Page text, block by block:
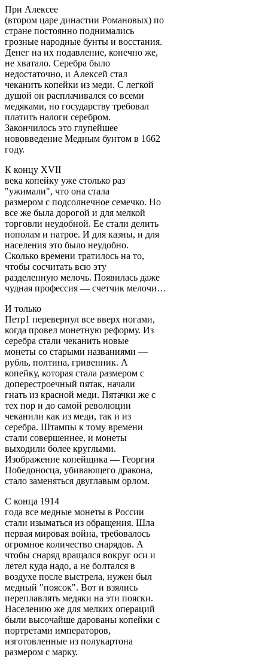
При Алексее
(втором царе династии Романовых) по
стране постоянно поднимались
грозные народные бунты и восстания.
Денег на их подавление, конечно же,
не хватало. Серебра было
недостаточно, и Алексей стал
чеканить копейки из меди. С легкой
душой он расплачивался со всеми
медяками, но государству требовал
платить налоги серебром.
Закончилось это глупейшее
нововведение Медным бунтом в 1662
году.
К концу XVII
века копейку уже столько раз
"ужимали", что она стала
размером с подсолнечное семечко. Но
все же была дорогой и для мелкой
торговли неудобной. Ее стали делить
пополам и натрое. И для казны, и для
населения это было неудобно.
Сколько времени тратилось на то,
чтобы сосчитать всю эту
разделенную мелочь. Появилась даже
чудная профессия — счетчик мелочи…
И только
Петр1 перевернул все вверх ногами,
когда провел монетную реформу. Из
серебра стали чеканить новые
монеты со старыми названиями —
рубль, полтина, гривенник. А
копейку, которая стала размером с
доперестроечный пятак, начали
гнать из красной меди. Пятачки же с
тех пор и до самой революции
чеканили как из меди, так и из
серебра. Штампы к тому времени
стали совершеннее, и монеты
выходили более круглыми.
Изображение копейщика — Георгия
Победоносца, убивающего дракона,
стало заменяться двуглавым орлом.
С конца 1914
года все медные монеты в России
стали изыматься из обращения. Шла
первая мировая война, требовалось
огромное количество снарядов. А
чтобы снаряд вращался вокруг оси и
летел куда надо, а не болтался в
воздухе после выстрела, нужен был
медный "поясок". Вот и взялись
переплавлять медяки на эти пояски.
Населению же для мелких операций
были высочайше дарованы копейки с
портретами императоров,
изготовленные из полукартона
размером с марку.